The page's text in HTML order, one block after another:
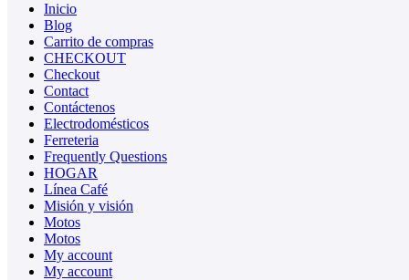
Inicio
Blog
Carrito de compras
CHECKOUT
Checkout
Contact
Contáctenos
Electrodomésticos
Ferreteria
Frequently Questions
HOGAR
Línea Café
Misión y visión
Motos
Motos
My account
My account